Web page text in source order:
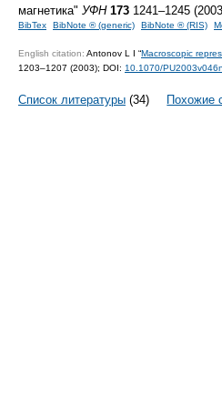
магнетика" УФН 173 1241–1245
BibTex BibNote ® (generic) BibNote ® (RIS)
English citation: Antonov L I “Macroscopic
1203–1207 (2003); DOI: 10.1070/
Список литературы (34) Похожие